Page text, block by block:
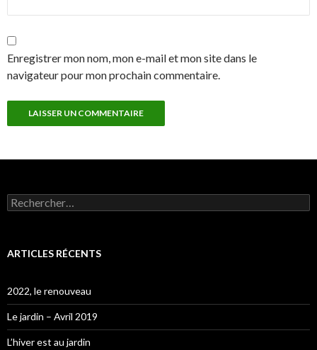
Enregistrer mon nom, mon e-mail et mon site dans le
navigateur pour mon prochain commentaire.
Rechercher :
ARTICLES RÉCENTS
2022, le renouveau
Le jardin – Avril 2019
L’hiver est au jardin